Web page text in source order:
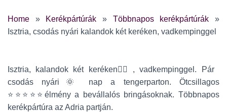
Home » Kerékpártúrák » Többnapos kerékpártúrák
»
Isztria, csodás nyári kalandok két keréken, vadkempinggel
Isztria, kalandok két keréken🚴‍♀️, vadkempinggel. Pár
csodás nyári🌞 nap a tengerparton. Ötcsillagos
⭐⭐⭐⭐⭐élmény a bevállalós bringásoknak. Többnapos
kerékpártúra az Adria partján.